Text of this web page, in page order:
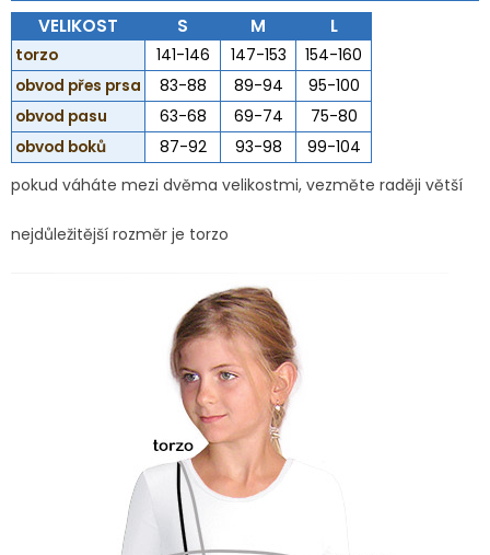
VELIKOST S M L
torzo 141-146 147-153
154-160
obvod přes prsa
83-88 89-94
95-100
obvod pasu
63-68 69-74
75-80
obvod boků
87-92 93-98
99-104
pokud váháte mezi dvěma velikostmi, vezměte raději větší
nejdůležitější rozměr je torzo